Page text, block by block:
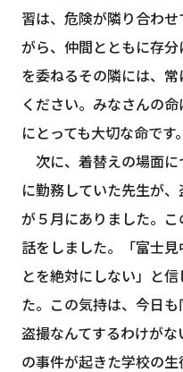
習は、危険が隣り合わ
がら、仲間とともに存
を委ねるその隣には、
ください。みなさんの
にとっても大切な命です
次に、着替えの場面に
に勤務していた先生が
が５月にありました。
話をしました。「富士
とを絶対にしない」と
た。この気持は、今日
盗撮なんてするわけがな
の事件が起きた学校の